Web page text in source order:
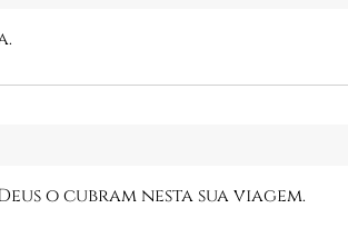
o cubram nesta sua viagem.